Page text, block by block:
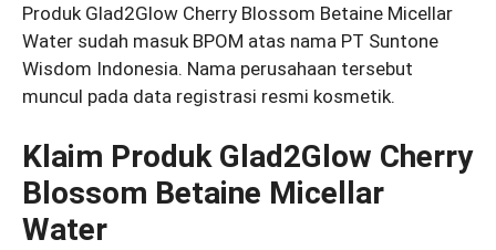
Produk Glad2Glow Cherry Blossom Betaine Micellar
Water sudah masuk BPOM atas nama PT Suntone
Wisdom Indonesia. Nama perusahaan tersebut
muncul pada data registrasi resmi kosmetik.
Klaim Produk Glad2Glow Cherry
Blossom Betaine Micellar
Water